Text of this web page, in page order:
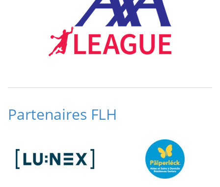
Partenaires FLH